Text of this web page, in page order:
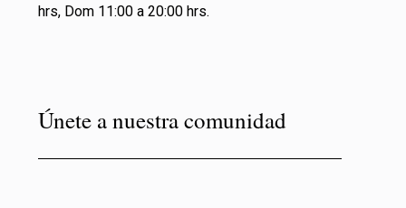
hrs, Dom 11:00 a 20:00 hrs.
Únete a nuestra comunidad